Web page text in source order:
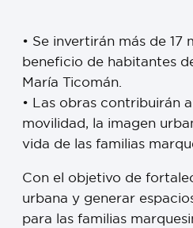
• Se invertirán más de 17
beneficio de habitantes
María Ticomán.
• Las obras contribuirán
movilidad, la imagen
vida de las familias
Con el objetivo de
urbana y generar
para las familias